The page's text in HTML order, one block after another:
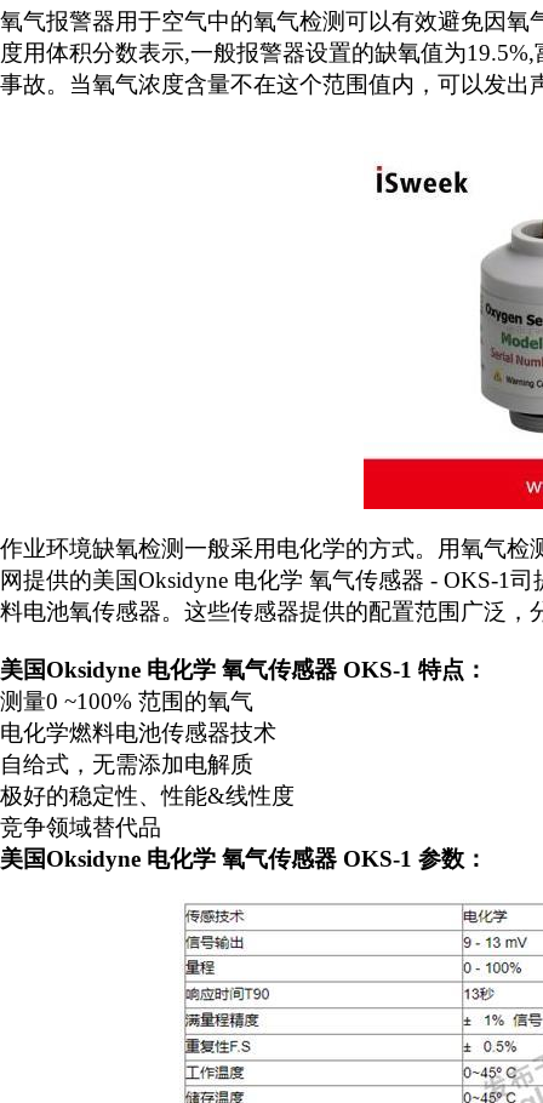
氧气报警器用于空气中的氧气检测可以有效避免因氧
度用体积分数表示,一般报警器设置的缺氧值为
事故。当氧气浓度含量不在这个范围值内，可以发
作业环境缺氧检测一般采用电化学的方式。用氧气检
网提供的美国Oksidyne 电化学 氧气传感器 - OKS-1
料电池氧传感器。这些传感器提供的配置范围广泛，
美国Oksidyne 电化学 氧气传感器 OKS-1 特点：
测量0 ~100% 范围的氧气
电化学燃料电池传感器技术
自给式，无需添加电解质
极好的稳定性、性能&线性度
竞争领域替代品
美国Oksidyne 电化学 氧气传感器 OKS-1 参数：